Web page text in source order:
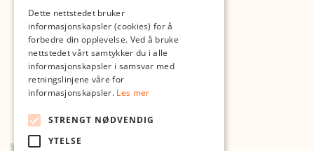
Dette nettstedet bruker
informasjonskapsler (cookies) for å
forbedre din opplevelse. Ved å bruke
nettstedet vårt samtykker du i alle
informasjonskapsler i samsvar med
retningslinjene våre for
informasjonskapsler. Les mer
STRENGT NØDVENDIG
YTELSE